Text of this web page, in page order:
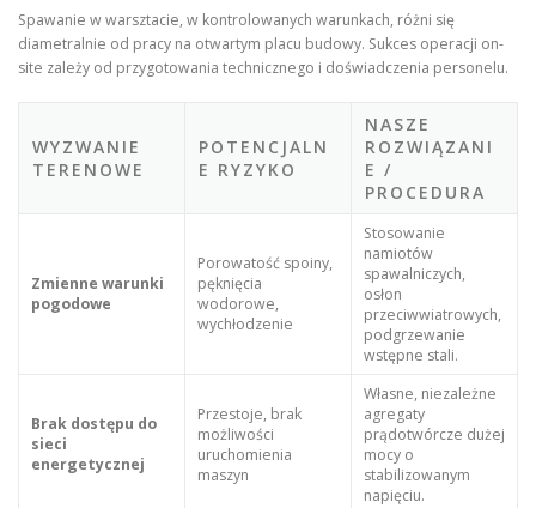
Spawanie w warsztacie, w kontrolowanych warunkach, różni się
diametralnie od pracy na otwartym placu budowy. Sukces operacji on-
site zależy od przygotowania technicznego i doświadczenia personelu.
WYZWANIE
TERENOWE
POTENCJALN
E RYZYKO
NASZE
ROZWIĄZANI
E /
PROCEDURA
Zmienne warunki
pogodowe
Porowatość spoiny,
pęknięcia
wodorowe,
wychłodzenie
Stosowanie
namiotów
spawalniczych,
osłon
przeciwwiatrowych,
podgrzewanie
wstępne stali.
Brak dostępu do
sieci
energetycznej
Przestoje, brak
możliwości
uruchomienia
maszyn
Własne, niezależne
agregaty
prądotwórcze dużej
mocy o
stabilizowanym
napięciu.